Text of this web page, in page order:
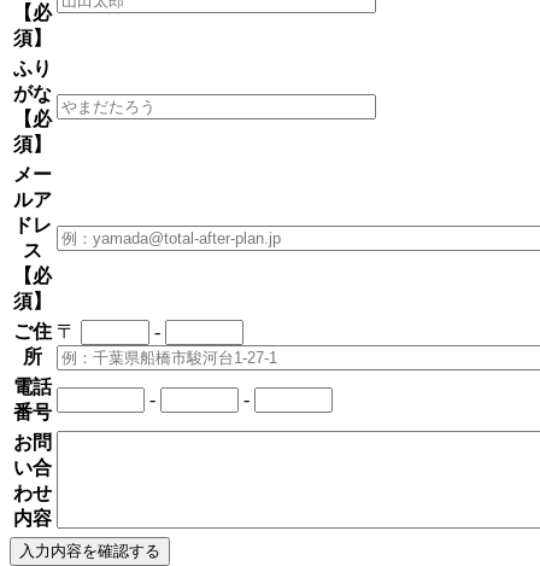
【必
須】
ふり
がな
【必
須】
メー
ルア
ドレ
ス
【必
須】
ご住
所
〒 -
電話
番号
- -
お問
い合
わせ
内容